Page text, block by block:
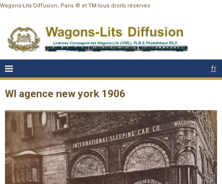
Wagons-Lits Diffusion, Paris © et TM tous droits réservés
fr
Wl agence new york 1906